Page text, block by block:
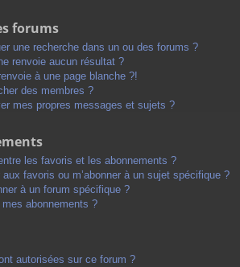
forums
une recherche dans un ou des forums ?
renvoie aucun résultat ?
à une page blanche ?!
des membres ?
mes propres messages et sujets ?
les favoris et les abonnements ?
favoris ou m’abonner à un sujet spécifique ?
à un forum spécifique ?
abonnements ?
autorisées sur ce forum ?